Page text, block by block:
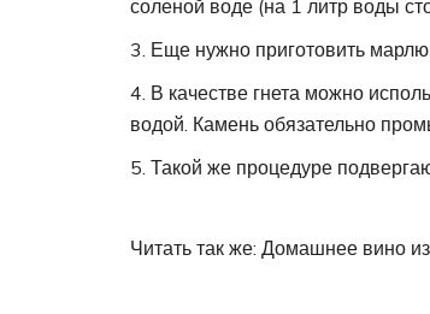
соленой воде (на 1 литр воды
Еще нужно приготовить
В качестве гнета можно
водой. Камень обязательно
Такой же процедуре
Читать так же: Домашнее вино